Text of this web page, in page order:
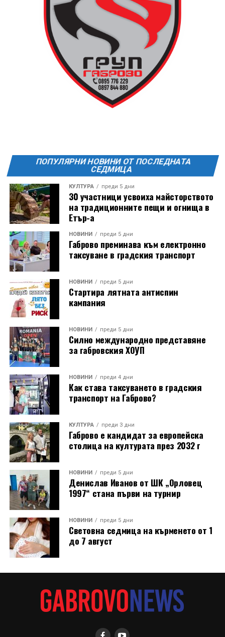
13 АВГУСТ (четвъртък)
19:00ч Групова тренировка с Йоанна Петрова от
20:00ч. Куиз вечер за обща култура
21:30ч. Прожекция на филма “Брънч за начинаещи”
Ще бъде хубаво – не някога и някъде, а тук и сега!
ПОПУЛЯРНИ НОВИНИ ОТ ПОСЛЕДНАТА
СЕДМИЦА
КУЛТУРА преди 5 дни
30 участници усвоиха майсторството
на традиционните пещи и огнища в
Етър-а
НОВИНИ преди 5 дни
Габрово преминава към електронно
таксуване в градския транспорт
НОВИНИ преди 5 дни
Стартира лятната антиспин
кампания
НОВИНИ преди 5 дни
Силно международно представяне
за габровския ХОУП
НОВИНИ преди 4 дни
Как става таксуването в градския
транспорт на Габрово?
КУЛТУРА преди 3 дни
Габрово е кандидат за европейска
столица на културата през 2032 г
НОВИНИ преди 5 дни
Денислав Иванов от ШК „Орловец
1997“ стана първи на турнир
НОВИНИ преди 5 дни
Световна седмица на кърменето от 1
до 7 август